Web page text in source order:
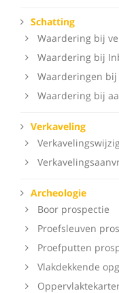
Schatting
Waardering bij
Waardering bij
Waarderingen
Waardering bij
Verkaveling
Archeologie
Boor prospectie
Proefsleuven
Proefputten
Vlakdekkende